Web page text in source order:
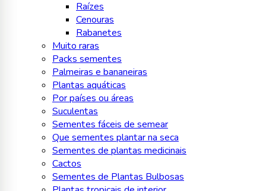
Raízes
Cenouras
Rabanetes
Muito raras
Packs sementes
Palmeiras e bananeiras
Plantas aquáticas
Por países ou áreas
Suculentas
Sementes fáceis de semear
Que sementes plantar na seca
Sementes de plantas medicinais
Cactos
Sementes de Plantas Bulbosas